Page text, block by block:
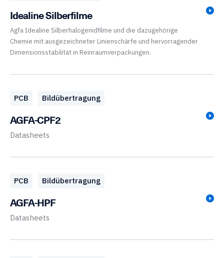
Idealine Silberfilme
Agfa Idealine Silberhalogenidfilme und die dazugehörige
Chemie mit ausgezeichneter Linienschärfe und hervorragender
Dimensionsstabilität in Reinraumverpackungen.
PCB Bildübertragung
AGFA-CPF2
Datasheets
PCB Bildübertragung
AGFA-HPF
Datasheets